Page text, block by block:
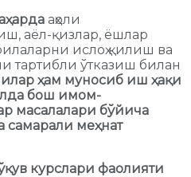
аҳоли
аёл-қизлар, ёшлар
ислоҳ қилиш ва
тартибли ўтказиш билан
ҳам муносиб иш ҳақи
бош имом-
масалалари бўйича
меҳнат
курслари фаолияти